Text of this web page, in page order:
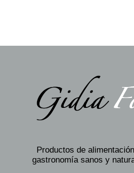
Productos de
gastronomía sanos y